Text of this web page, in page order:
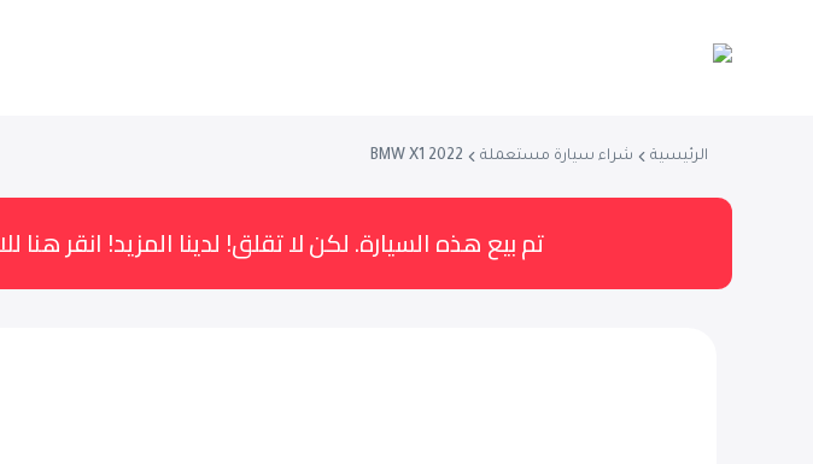
الرئيسية شراء سيارة مستعملة BMW X1 2022
تم بيع هذه السيارة. لكن لا تقلق! لدينا المزيد! انقر هنا